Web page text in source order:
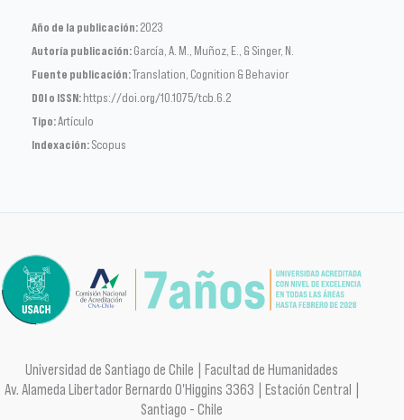
Año de la publicación:2023
Autoría publicación:García, A. M., Muñoz, E., & Singer, N.
Fuente publicación:Translation, Cognition & Behavior
DOI o ISSN:https://doi.org/10.1075/tcb.6.2
Tipo:Artículo
Indexación:Scopus
Universidad de Santiago de Chile | Facultad de Humanidades
Av. Alameda Libertador Bernardo O'Higgins 3363 | Estación Central |
Santiago - Chile